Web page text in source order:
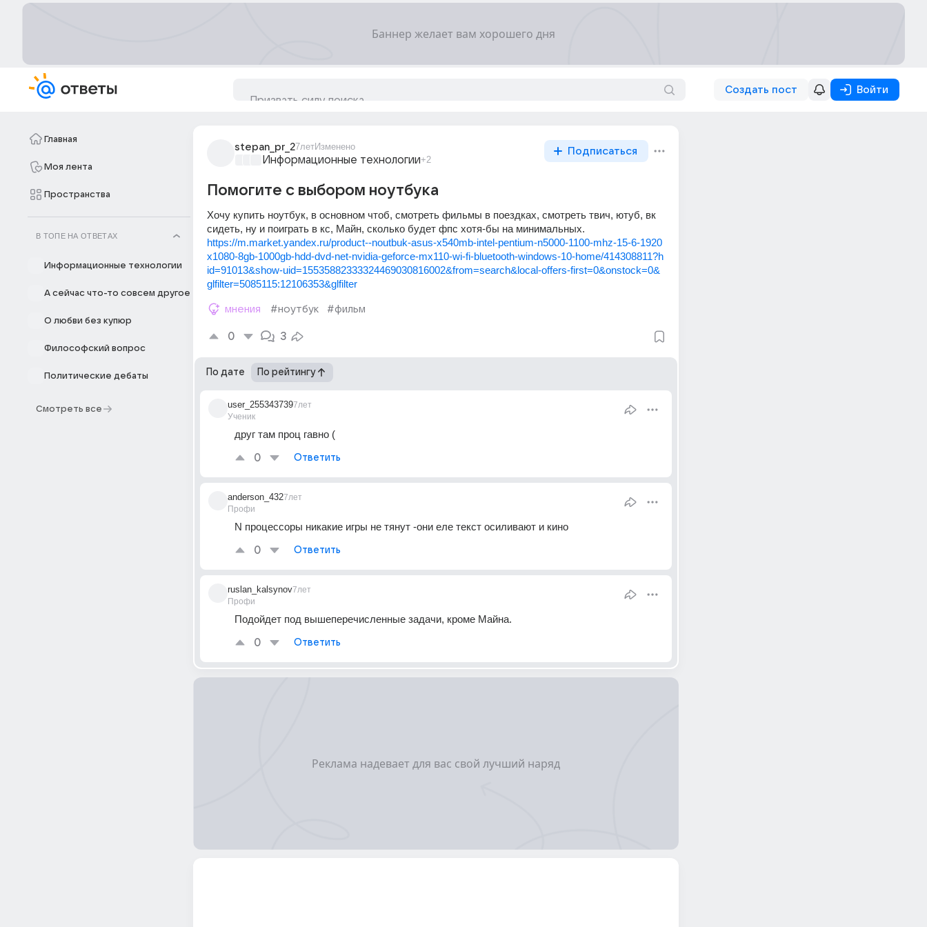
Создать пост Войти
Главная
Моя лента
Пространства
В ТОПЕ НА ОТВЕТАХ
Информационные технологии
А сейчас что-то совсем другое
О любви без купюр
Философский вопрос
Политические дебаты
Смотреть все
stepan_pr_27летИзменено
Информационные технологии+2
Подписаться
Помогите с выбором ноутбука
Хочу купить ноутбук, в основном чтоб, смотреть фильмы в поездках, смотреть твич, ютуб, вк
сидеть, ну и поиграть в кс, Майн, сколько будет фпс хотя-бы на минимальных.
https://m.market.yandex.ru/product--noutbuk-asus-x540mb-intel-pentium-n5000-1100-mhz-15-6-1920
x1080-8gb-1000gb-hdd-dvd-net-nvidia-geforce-mx110-wi-fi-bluetooth-windows-10-home/414308811?h
id=91013&show-uid=15535882333324469030816002&from=search&local-offers-first=0&onstock=0&
glfilter=5085115:12106353&glfilter
мнения #ноутбук #фильм
0 3
По дате По рейтингу
user_255343739
Ученик
7лет
друг там проц гавно (
0 Ответить
anderson_432
Профи
7лет
N процессоры никакие игры не тянут -они еле текст осиливают и кино
0 Ответить
ruslan_kalsynov
Профи
7лет
Подойдет под вышеперечисленные задачи, кроме Майна.
0 Ответить